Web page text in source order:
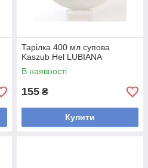
Тарілка 400 мл супова
Kaszub Hel LUBIANA
В наявності
155 ₴
Купити